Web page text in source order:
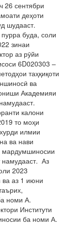
сентябри
деҳоти
шудааст.
буда, соли
зинаи
аз рӯйи
6D020303 –
таҳқиқоти
ва
Академияи
калони
то моҳи
илмии
ва нави
мардумшиносии
Аз
2023
ва аз 1 июни
номи А.
Институти
ба номи А.